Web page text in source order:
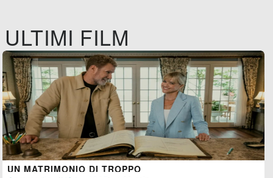
ULTIMI FILM
UN MATRIMONIO DI TROPPO